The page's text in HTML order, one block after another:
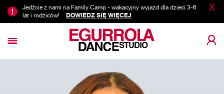
X
Jedźcie z nami na Family Camp - wakacyjny wyjazd dla dzieci 3-6
lat i rodziców!
DOWIEDZ SIĘ WIĘCEJ